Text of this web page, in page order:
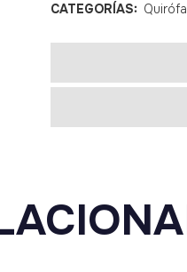
cintas
CATEGORÍAS: